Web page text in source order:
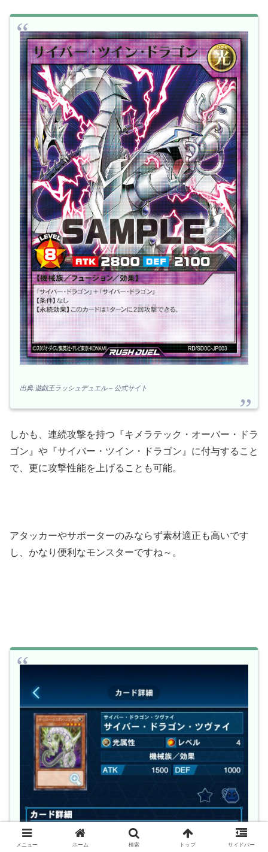
出典:遊戯王ラッシュデュエル – 公式サイト
しかも、連続攻撃を持つ『キメラテック・オーバー・ドラ
ゴン』や『サイバー・ツイン・ドラゴン』に付与すること
で、更に攻撃性能を上げることも可能。
アタッカーやサポーターのみならず素材適正も高いです
し、かなり便利なモンスターですね～。
メニュー ホーム 検索 トップ サイドバー